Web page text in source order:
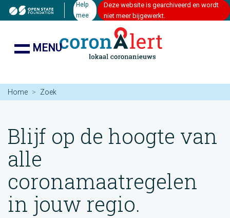
Help
mee
Deze website is gearchiveerd en wordt
niet meer bijgewerkt.
MENU
Home Zoek
Blijf op de hoogte van
alle
coronamaatregelen
in jouw regio.